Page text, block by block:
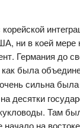
ни в коей мере
Германия до
как была
сильна
десятки
Там
начало на